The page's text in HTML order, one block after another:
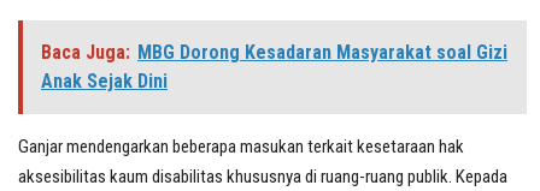
Baca Juga: MBG Dorong Kesadaran Masyarakat soal Gizi
Anak Sejak Dini
Ganjar mendengarkan beberapa masukan terkait kesetaraan hak
aksesibilitas kaum disabilitas khususnya di ruang-ruang publik. Kepada